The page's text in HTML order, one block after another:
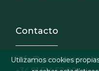
Contacto
info@garrigues.com
Utilizamos cookies